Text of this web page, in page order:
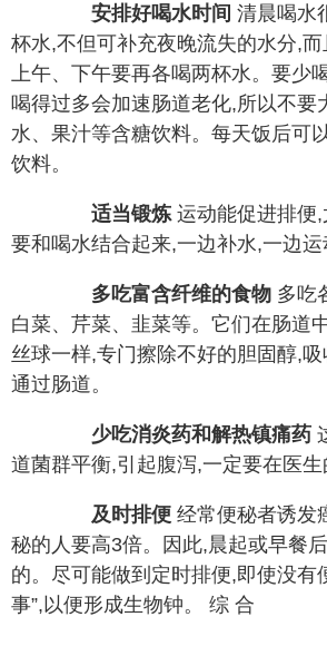
安排好喝水时间 清晨喝水
杯水,不但可补充夜晚流失的水分,而
上午、下午要再各喝两杯水。要少
喝得过多会加速肠道老化,所以不要
水、果汁等含糖饮料。每天饭后可
饮料。
适当锻炼 运动能促进排便
要和喝水结合起来,一边补水,一边运
多吃富含纤维的食物 多吃
白菜、芹菜、韭菜等。它们在肠道
丝球一样,专门擦除不好的胆固醇,
通过肠道。
少吃消炎药和解热镇痛药
道菌群平衡,引起腹泻,一定要在医生
及时排便 经常便秘者诱发
秘的人要高3倍。因此,晨起或早餐
的。尽可能做到定时排便,即使没有
事”,以便形成生物钟。 综 合